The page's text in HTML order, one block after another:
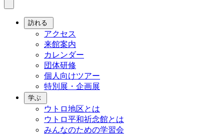
訪れる
アクセス
来館案内
カレンダー
団体研修
個人向けツアー
特別展・企画展
学ぶ
ウトロ地区とは
ウトロ平和祈念館とは
みんなのための学習会